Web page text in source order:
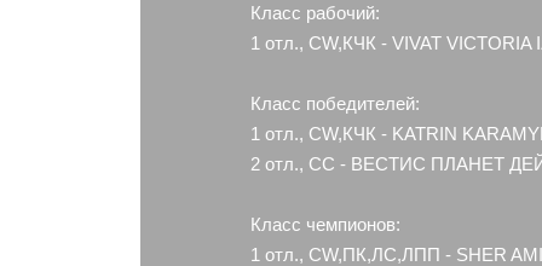
Класс рабочий:
1 отл., CW,КЧК - VIVAT
Класс победителей:
1 отл., CW,КЧК - KATRIN
2 отл., СС - ВЕСТИС ПЛАНЕТ
Класс чемпионов:
1 отл., CW,ПК,ЛС,ЛПП - SHER